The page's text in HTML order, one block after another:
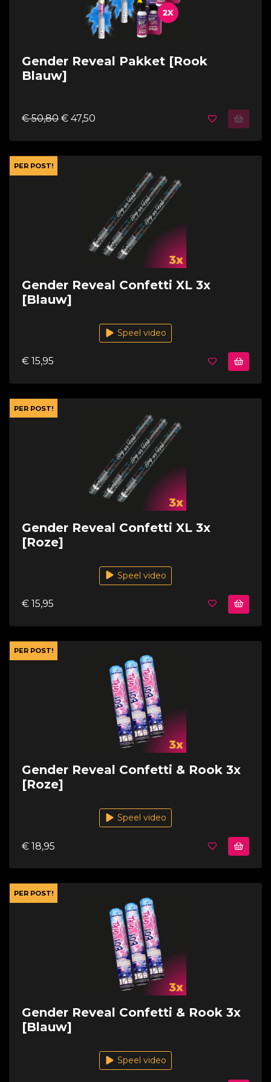
Gender Reveal Pakket [Rook
Blauw]
€ 50,80 € 47,50
PER POST!
Gender Reveal Confetti XL 3x
[Blauw]
Speel video
€ 15,95
PER POST!
Gender Reveal Confetti XL 3x
[Roze]
Speel video
€ 15,95
PER POST!
Gender Reveal Confetti & Rook 3x
[Roze]
Speel video
€ 18,95
PER POST!
Gender Reveal Confetti & Rook 3x
[Blauw]
Speel video